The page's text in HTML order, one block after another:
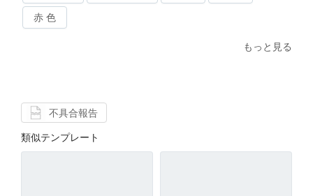
赤 色
もっと見る
不具合報告
類似テンプレート